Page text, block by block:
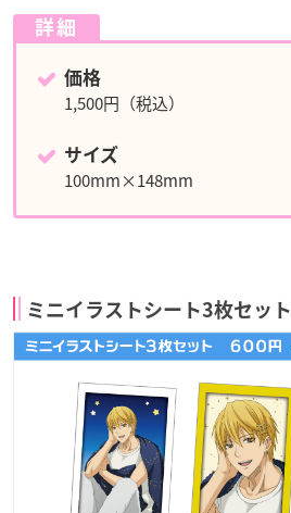
詳細
価格
1,500円（税込）
サイズ
100mm×148mm
ミニイラストシート3枚セット